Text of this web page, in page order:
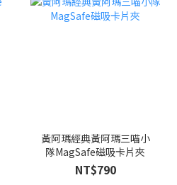
黃阿瑪經典黃阿瑪三喵小
隊MagSafe磁吸卡片夾
NT$790